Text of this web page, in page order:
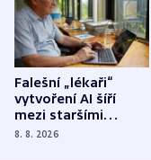
Falešní „lékaři“
vytvoření AI šíří
mezi staršími
Poláky nebezpečné
8. 8. 2026